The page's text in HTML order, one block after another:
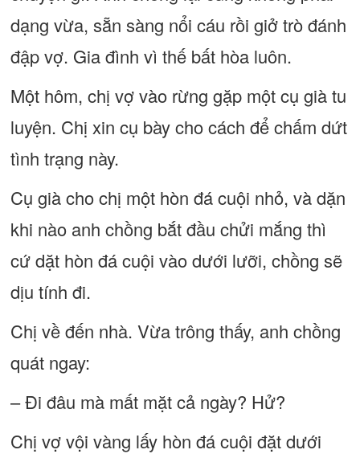
dạng vừa, sẵn sàng nổi cáu rồi giở trò đánh
đập vợ. Gia đình vì thế bất hòa luôn.
Một hôm, chị vợ vào rừng gặp một cụ già tu
luyện. Chị xin cụ bày cho cách để chấm dứt
tình trạng này.
Cụ già cho chị một hòn đá cuội nhỏ, và dặn
khi nào anh chồng bắt đầu chửi mắng thì
cứ dặt hòn đá cuội vào dưới lưỡi, chồng sẽ
dịu tính đi.
Chị về đến nhà. Vừa trông thấy, anh chồng
quát ngay:
– Đi đâu mà mất mặt cả ngày? Hử?
Chị vợ vội vàng lấy hòn đá cuội đặt dưới